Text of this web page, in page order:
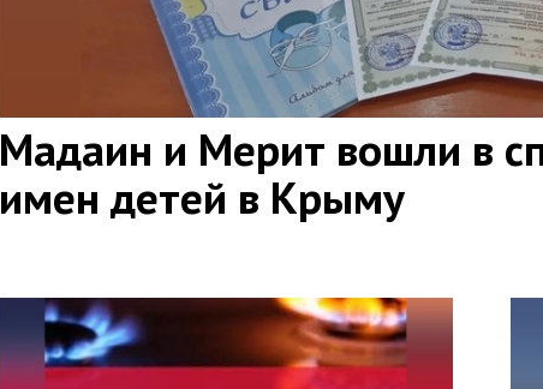
Мадаин и Мерит вошли в
имен детей в Крыму